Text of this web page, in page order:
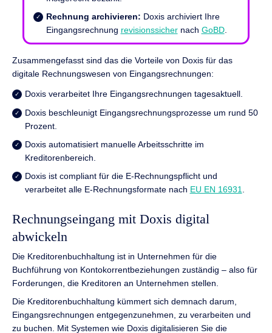
Rechnung archivieren: Doxis archiviert Ihre
Eingangsrechnung revisionssichernach GoBD.
Zusammengefasst sind das die Vorteile von Doxis für das
digitale Rechnungswesen von Eingangsrechnungen:
Doxis verarbeitet Ihre Eingangsrechnungen tagesaktuell.
Doxis beschleunigt Eingangsrechnungsprozesse um rund 50
Prozent.
Doxis automatisiert manuelle Arbeitsschritte im
Kreditorenbereich.
Doxis ist compliant für die E-Rechnungspflicht und
verarbeitet alle E-Rechnungsformate nach EU EN 16931.
Rechnungseingang mit Doxis digital
abwickeln
Die Kreditorenbuchhaltung ist in Unternehmen für die
Buchführung von Kontokorrentbeziehungen zuständig – also für
Forderungen, die Kreditoren an Unternehmen stellen.
Die Kreditorenbuchhaltung kümmert sich demnach darum,
Eingangsrechnungen entgegenzunehmen, zu verarbeiten und
zu buchen. Mit Systemen wie Doxis digitalisieren Sie die